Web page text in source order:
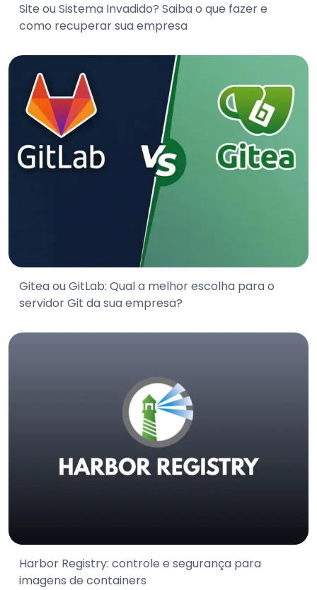
Site ou Sistema Invadido? Saiba o que fazer e
como recuperar sua empresa
Gitea ou GitLab: Qual a melhor escolha para o
servidor Git da sua empresa?
Harbor Registry: controle e segurança para
imagens de containers